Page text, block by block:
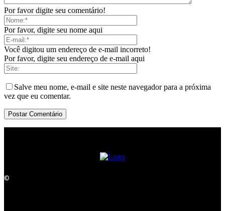
Por favor digite seu comentário!
Por favor, digite seu nome aqui
Você digitou um endereço de e-mail incorreto!
Por favor, digite seu endereço de e-mail aqui
Salve meu nome, e-mail e site neste navegador para a próxima
vez que eu comentar.
©